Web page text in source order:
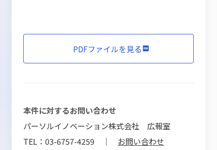
PDFファイルを見る
本件に対するお問い合わせ
パーソルイノベーション株式会社 広報室
TEL：03-6757-4259 ｜ お問い合わせ